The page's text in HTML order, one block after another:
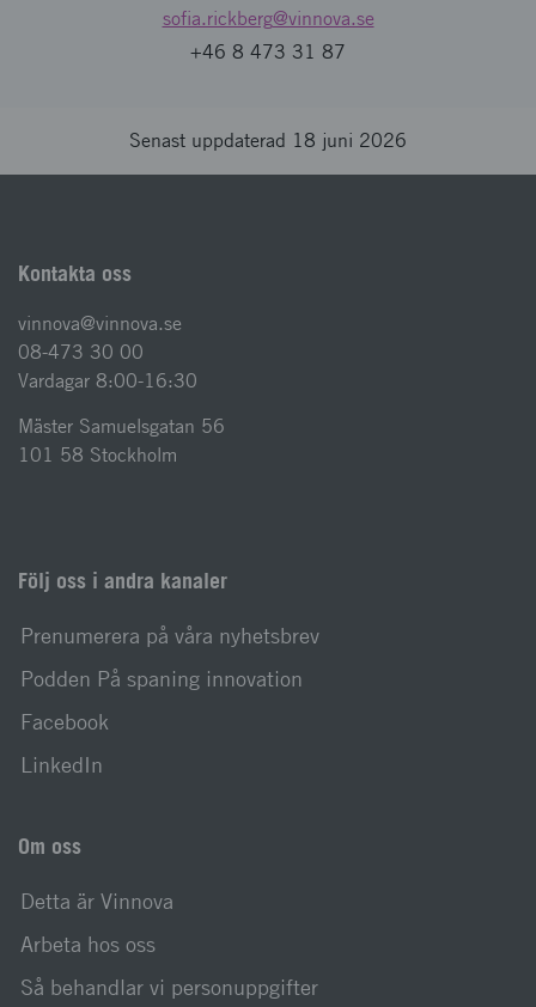
sofia.rickberg@vinnova.se
+46 8 473 31 87
Senast uppdaterad 18 juni 2026
Kontakta oss
vinnova@vinnova.se
08-473 30 00
Vardagar 8:00-16:30
Mäster Samuelsgatan 56
101 58 Stockholm
Följ oss i andra kanaler
Prenumerera på våra nyhetsbrev
Podden På spaning innovation
Facebook
LinkedIn
Om oss
Detta är Vinnova
Arbeta hos oss
Så behandlar vi personuppgifter